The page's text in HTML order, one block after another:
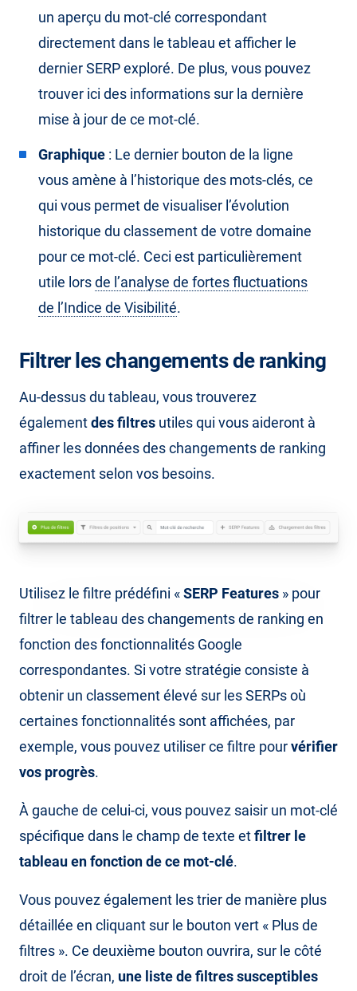
un aperçu du mot-clé correspondant
directement dans le tableau et afficher le
dernier SERP exploré. De plus, vous pouvez
trouver ici des informations sur la dernière
mise à jour de ce mot-clé.
Graphique : Le dernier bouton de la ligne
vous amène à l’historique des mots-clés, ce
qui vous permet de visualiser l’évolution
historique du classement de votre domaine
pour ce mot-clé. Ceci est particulièrement
utile lorsde l’analyse de fortes fluctuations
de l’Indice de Visibilité.
Filtrer les changements de ranking
Au-dessus du tableau, vous trouverez
égalementdes filtres utiles qui vous aideront à
affiner les données des changements de ranking
exactement selon vos besoins.
Utilisez le filtre prédéfini «SERP Features » pour
filtrer le tableau des changements de ranking en
fonction des fonctionnalités Google
correspondantes. Si votre stratégie consiste à
obtenir un classement élevé sur les SERPs où
certaines fonctionnalités sont affichées, par
exemple, vous pouvez utiliser ce filtre pourvérifier
vos progrès.
À gauche de celui-ci, vous pouvez saisir un mot-clé
spécifique dans le champ de texte etfiltrer le
tableau en fonction de ce mot-clé.
Vous pouvez également les trier de manière plus
détaillée en cliquant sur le bouton vert « Plus de
filtres ». Ce deuxième bouton ouvrira, sur le côté
droit de l’écran, une liste de filtres susceptibles